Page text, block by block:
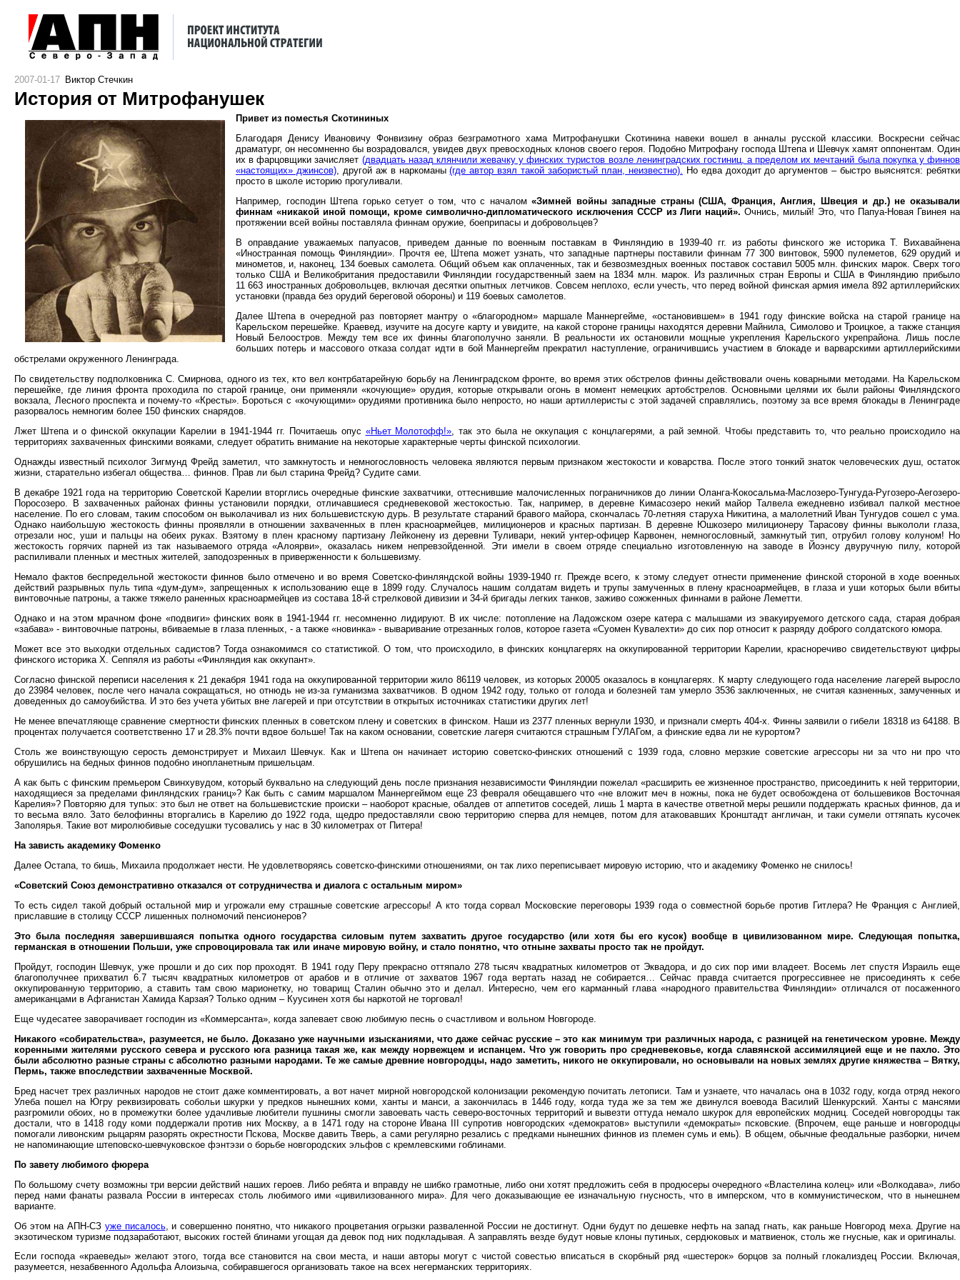
2007-01-17 Виктор Стечкин
История от Митрофанушек
Привет из поместья Скотининых
Благодаря Денису Ивановичу Фонвизину образ безграмотного хама Митрофанушки Скотинина навеки вошел в анналы русской классики. Воскресни сейчас
драматург, он несомненно бы возрадовался, увидев двух превосходных клонов своего героя. Подобно Митрофану господа Штепа и Шевчук хамят оппонентам. Один
их в фарцовщики зачисляет (двадцать назад клянчили жевачку у финских туристов возле ленинградских гостиниц, а пределом их мечтаний была покупка у финнов
«настоящих» джинсов), другой аж в наркоманы(где автор взял такой забористый план, неизвестно). Но едва доходит до аргументов – быстро выяснятся: ребятки
просто в школе историю прогуливали.
Например, господин Штепа горько сетует о том, что с началом«Зимней войны западные страны (США, Франция, Англия, Швеция и др.) не оказывали
финнам «никакой иной помощи, кроме символично-дипломатического исключения СССР из Лиги наций». Очнись, милый! Это, что Папуа-Новая Гвинея на
протяжении всей войны поставляла финнам оружие, боеприпасы и добровольцев?
В оправдание уважаемых папуасов, приведем данные по военным поставкам в Финляндию в 1939-40 гг. из работы финского же историка Т. Вихавайнена
«Иностранная помощь Финляндии». Прочтя ее, Штепа может узнать, что западные партнеры поставили финнам 77 300 винтовок, 5900 пулеметов, 629 орудий и
минометов, и, наконец, 134 боевых самолета. Общий объем как оплаченных, так и безвозмездных военных поставок составил 5005 млн. финских марок. Сверх того
только США и Великобритания предоставили Финляндии государственный заем на 1834 млн. марок. Из различных стран Европы и США в Финляндию прибыло
11 663 иностранных добровольцев, включая десятки опытных летчиков. Совсем неплохо, если учесть, что перед войной финская армия имела 892 артиллерийских
установки (правда без орудий береговой обороны) и 119 боевых самолетов.
Далее Штепа в очередной раз повторяет мантру о «благородном» маршале Маннергейме, «остановившем» в 1941 году финские войска на старой границе на
Карельском перешейке. Краевед, изучите на досуге карту и увидите, на какой стороне границы находятся деревни Майнила, Симолово и Троицкое, а также станция
Новый Белоостров. Между тем все их финны благополучно заняли. В реальности их остановили мощные укрепления Карельского укрепрайона. Лишь после
больших потерь и массового отказа солдат идти в бой Маннергейм прекратил наступление, ограничившись участием в блокаде и варварскими артиллерийскими
обстрелами окруженного Ленинграда.
По свидетельству подполковника С. Смирнова, одного из тех, кто вел контрбатарейную борьбу на Ленинградском фронте, во время этих обстрелов финны действовали очень коварными методами. На Карельском
перешейке, где линия фронта проходила по старой границе, они применяли «кочующие» орудия, которые открывали огонь в момент немецких артобстрелов. Основными целями их были районы Финляндского
вокзала, Лесного проспекта и почему-то «Кресты». Бороться с «кочующими» орудиями противника было непросто, но наши артиллеристы с этой задачей справлялись, поэтому за все время блокады в Ленинграде
разорвалось немногим более 150 финских снарядов.
Лжет Штепа и о финской оккупации Карелии в 1941-1944 гг. Почитаешь опус «Ньет Молотофф!» , так это была не оккупация с концлагерями, а рай земной. Чтобы представить то, что реально происходило на
территориях захваченных финскими вояками, следует обратить внимание на некоторые характерные черты финской психологии.
Однажды известный психолог Зигмунд Фрейд заметил, что замкнутость и немногословность человека являются первым признаком жестокости и коварства. После этого тонкий знаток человеческих душ, остаток
жизни, старательно избегал общества… финнов. Прав ли был старина Фрейд? Судите сами.
В декабре 1921 года на территорию Советской Карелии вторглись очередные финские захватчики, оттеснившие малочисленных пограничников до линии Оланга-Кокосальма-Маслозеро-Тунгуда-Ругозеро-Аегозеро-
Поросозеро. В захваченных районах финны установили порядки, отличавшиеся средневековой жестокостью. Так, например, в деревне Кимасозеро некий майор Талвела ежедневно избивал палкой местное
население. По его словам, таким способом он выколачивал из них большевистскую дурь. В результате стараний бравого майора, скончалась 70-летняя старуха Никитина, а малолетний Иван Тунгудов сошел с ума.
Однако наибольшую жестокость финны проявляли в отношении захваченных в плен красноармейцев, милиционеров и красных партизан. В деревне Юшкозеро милиционеру Тарасову финны выкололи глаза,
отрезали нос, уши и пальцы на обеих руках. Взятому в плен красному партизану Лейконену из деревни Туливари, некий унтер-офицер Карвонен, немногословный, замкнутый тип, отрубил голову колуном! Но
жестокость горячих парней из так называемого отряда «Алоярви», оказалась никем непревзойденной. Эти имели в своем отряде специально изготовленную на заводе в Йоэнсу двуручную пилу, которой
распиливали пленных и местных жителей, заподозренных в приверженности к большевизму.
Немало фактов беспредельной жестокости финнов было отмечено и во время Советско-финляндской войны 1939-1940 гг. Прежде всего, к этому следует отнести применение финской стороной в ходе военных
действий разрывных пуль типа «дум-дум», запрещенных к использованию еще в 1899 году. Случалось нашим солдатам видеть и трупы замученных в плену красноармейцев, в глаза и уши которых были вбиты
винтовочные патроны, а также тяжело раненных красноармейцев из состава 18-й стрелковой дивизии и 34-й бригады легких танков, заживо сожженных финнами в районе Леметти.
Однако и на этом мрачном фоне «подвиги» финских вояк в 1941-1944 гг. несомненно лидируют. В их числе: потопление на Ладожском озере катера с малышами из эвакуируемого детского сада, старая добрая
«забава» - винтовочные патроны, вбиваемые в глаза пленных, - а также «новинка» - вываривание отрезанных голов, которое газета «Суомен Кувалехти» до сих пор относит к разряду доброго солдатского юмора.
Может все это выходки отдельных садистов? Тогда ознакомимся со статистикой. О том, что происходило, в финских концлагерях на оккупированной территории Карелии, красноречиво свидетельствуют цифры
финского историка Х. Сеппяля из работы «Финляндия как оккупант».
Согласно финской переписи населения к 21 декабря 1941 года на оккупированной территории жило 86119 человек, из которых 20005 оказалось в концлагерях. К марту следующего года население лагерей выросло
до 23984 человек, после чего начала сокращаться, но отнюдь не из-за гуманизма захватчиков. В одном 1942 году, только от голода и болезней там умерло 3536 заключенных, не считая казненных, замученных и
доведенных до самоубийства. И это без учета убитых вне лагерей и при отсутствии в открытых источниках статистики других лет!
Не менее впечатляюще сравнение смертности финских пленных в советском плену и советских в финском. Наши из 2377 пленных вернули 1930, и признали смерть 404-х. Финны заявили о гибели 18318 из 64188. В
процентах получается соответственно 17 и 28.3% почти вдвое больше! Так на каком основании, советские лагеря считаются страшным ГУЛАГом, а финские едва ли не курортом?
Столь же воинствующую серость демонстрирует и Михаил Шевчук. Как и Штепа он начинает историю советско-финских отношений с 1939 года, словно мерзкие советские агрессоры ни за что ни про что
обрушились на бедных финнов подобно инопланетным пришельцам.
А как быть с финским премьером Свинхувудом, который буквально на следующий день после признания независимости Финляндии пожелал «расширить ее жизненное пространство, присоединить к ней территории,
находящиеся за пределами финляндских границ»? Как быть с самим маршалом Маннергеймом еще 23 февраля обещавшего что «не вложит меч в ножны, пока не будет освобождена от большевиков Восточная
Карелия»? Повторяю для тупых: это был не ответ на большевистские происки – наоборот красные, обалдев от аппетитов соседей, лишь 1 марта в качестве ответной меры решили поддержать красных финнов, да и
то весьма вяло. Зато белофинны вторгались в Карелию до 1922 года, щедро предоставляли свою территорию сперва для немцев, потом для атаковавших Кронштадт англичан, и таки сумели оттяпать кусочек
Заполярья. Такие вот миролюбивые соседушки тусовались у нас в 30 километрах от Питера!
На зависть академику Фоменко
Далее Остапа, то бишь, Михаила продолжает нести. Не удовлетворяясь советско-финскими отношениями, он так лихо переписывает мировую историю, что и академику Фоменко не снилось!
«Советский Союз демонстративно отказался от сотрудничества и диалога с остальным миром»
То есть сидел такой добрый остальной мир и угрожали ему страшные советские агрессоры! А кто тогда сорвал Московские переговоры 1939 года о совместной борьбе против Гитлера? Не Франция с Англией,
приславшие в столицу СССР лишенных полномочий пенсионеров?
Это была последняя завершившаяся попытка одного государства силовым путем захватить другое государство (или хотя бы его кусок) вообще в цивилизованном мире. Следующая попытка,
германская в отношении Польши, уже спровоцировала так или иначе мировую войну, и стало понятно, что отныне захваты просто так не пройдут.
Пройдут, господин Шевчук, уже прошли и до сих пор проходят. В 1941 году Перу прекрасно оттяпало 278 тысяч квадратных километров от Эквадора, и до сих пор ими владеет. Восемь лет спустя Израиль еще
благополучнее прихватил 6.7 тысяч квадратных километров от арабов и в отличие от захватов 1967 года вертать назад не собирается… Сейчас правда считается прогрессивнее не присоединять к себе
оккупированную территорию, а ставить там свою марионетку, но товарищ Сталин обычно это и делал. Интересно, чем его карманный глава «народного правительства Финляндии» отличался от посаженного
американцами в Афганистан Хамида Карзая? Только одним – Куусинен хотя бы наркотой не торговал!
Еще чудесатее заворачивает господин из «Коммерсанта», когда запевает свою любимую песнь о счастливом и вольном Новгороде.
Никакого «собирательства», разумеется, не было. Доказано уже научными изысканиями, что даже сейчас русские – это как минимум три различных народа, с разницей на генетическом уровне. Между
коренными жителями русского севера и русского юга разница такая же, как между норвежцем и испанцем. Что уж говорить про средневековье, когда славянской ассимиляцией еще и не пахло. Это
были абсолютно разные страны с абсолютно разными народами. Те же самые древние новгородцы, надо заметить, никого не оккупировали, но основывали на новых землях другие княжества – Вятку,
Пермь, также впоследствии захваченные Москвой.
Бред насчет трех различных народов не стоит даже комментировать, а вот начет мирной новгородской колонизации рекомендую почитать летописи. Там и узнаете, что началась она в 1032 году, когда отряд некого
Улеба пошел на Югру реквизировать собольи шкурки у предков нынешних коми, ханты и манси, а закончилась в 1446 году, когда туда же за тем же двинулся воевода Василий Шенкурский. Ханты с мансями
разгромили обоих, но в промежутки более удачливые любители пушнины смогли завоевать часть северо-восточных территорий и вывезти оттуда немало шкурок для европейских модниц. Соседей новгородцы так
достали, что в 1418 году коми поддержали против них Москву, а в 1471 году на стороне Ивана III супротив новгородских «демократов» выступили «демократы» псковские. (Впрочем, еще раньше и новгородцы
помогали ливонским рыцарям разорять окрестности Пскова, Москве давить Тверь, а сами регулярно резались с предками нынешних финнов из племен сумь и емь). В общем, обычные феодальные разборки, ничем
не напоминающие штеповско-шевчуковское фэнтэзи о борьбе новгородских эльфов с кремлевскими гоблинами.
По завету любимого фюрера
По большому счету возможны три версии действий наших героев. Либо ребята и вправду не шибко грамотные, либо они хотят предложить себя в продюсеры очередного «Властелина колец» или «Волкодава», либо
перед нами фанаты развала России в интересах столь любимого ими «цивилизованного мира». Для чего доказывающие ее изначальную гнусность, что в имперском, что в коммунистическом, что в нынешнем
варианте.
Об этом на АПН-СЗ уже писалось, и совершенно понятно, что никакого процветания огрызки разваленной России не достигнут. Одни будут по дешевке нефть на запад гнать, как раньше Новгород меха. Другие на
экзотическом туризме подзаработают, высоких гостей блинами угощая да девок под них подкладывая. А заправлять везде будут новые клоны путиных, сердюковых и матвиенок, столь же гнусные, как и оригиналы.
Если господа «краеведы» желают этого, тогда все становится на свои места, и наши авторы могут с чистой совестью вписаться в скорбный ряд «шестерок» борцов за полный глокализдец России. Включая,
разумеется, незабвенного Адольфа Алоизыча, собиравшегося организовать такое на всех негерманских территориях.